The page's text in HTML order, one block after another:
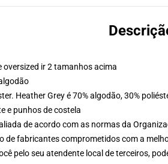
oversized ir 2 tamanhos acima
Heather Grey é 70% algodão, 30%
e punhos de costela
de acordo com as normas da
de fabricantes comprometidos com a
pelo seu atendente local de terceiros,